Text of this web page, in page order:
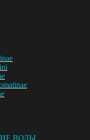
ВОДЫ